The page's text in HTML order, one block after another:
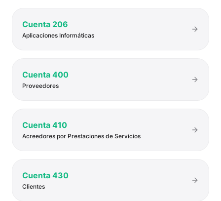
Cuenta 206
Aplicaciones Informáticas
Cuenta 400
Proveedores
Cuenta 410
Acreedores por Prestaciones de Servicios
Cuenta 430
Clientes